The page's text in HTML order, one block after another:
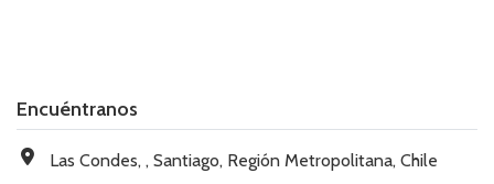
Encuéntranos
Las Condes, , Santiago, Región Metropolitana, Chile